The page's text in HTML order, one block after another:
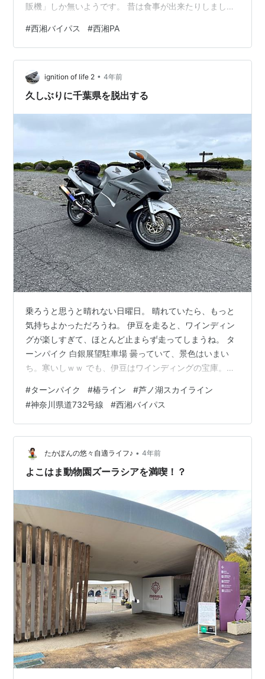
販機」しか無いようです。 昔は食事が出来たりしました
で、その横に自販機が数台設置されています。 自販機の
商品向けにゴミ箱（もしくはリサイクルボックス）はあ
りますが、それ以外のごみ箱はありません。 飲み物だけ
買って、箱根を目指します。
#西湘バイパス #西湘PA
ignition of life 2 • 4年前
久しぶりに千葉県を脱出する
乗ろうと思うと晴れない日曜日。 晴れていたら、もっと
気持ちよかっただろうね。 伊豆を走ると、ワインディン
グが楽しすぎて、ほとんど止まらず走ってしまうね。 タ
ーンパイク 白銀展望駐車場 曇っていて、景色はいまい
ち。寒いしｗｗ でも、伊豆はワインディングの宝庫。有
湖スカイライン、箱根に下りて、旧東海道（県道732号
線）、西湘バイパスを快走して、3時には帰宅。 約
300Km この距離なら、満タン途中給油なしで帰ってこれ
る。 磨いたスクリーン 磨いたスクリーンを撮ったら、自
分が写っていたという・・・。（爆） 今度は、天気の良
い日に走りたいね。
#ターンパイク #椿ライン #芦ノ湖スカイライン
#神奈川県道732号線 #西湘バイパス
たかぽんの悠々自適ライフ♪ • 4年前
よこはま動物園ズーラシアを満喫！？